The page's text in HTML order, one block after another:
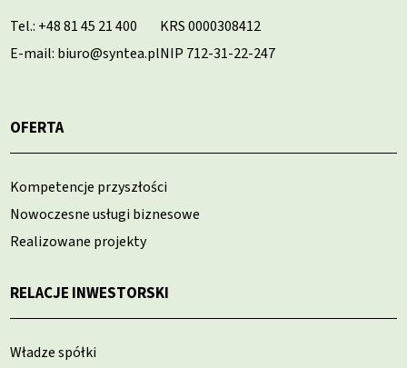
Tel.: +48 81 45 21 400
E-mail: biuro@syntea.pl
KRS 0000308412
NIP 712-31-22-247
OFERTA
Kompetencje przyszłości
Nowoczesne usługi biznesowe
Realizowane projekty
RELACJE INWESTORSKI
Władze spółki